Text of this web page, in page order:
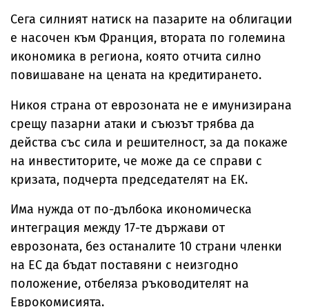
Сега силният натиск на пазарите на облигации
е насочен към Франция, втората по големина
икономика в региона, която отчита силно
повишаване на цената на кредитирането.
Никоя страна от еврозоната не е имунизирана
срещу пазарни атаки и съюзът трябва да
действа със сила и решителност, за да покаже
на инвеститорите, че може да се справи с
кризата, подчерта председателят на ЕК.
Има нужда от по-дълбока икономическа
интеграция между 17-те държави от
еврозоната, без останалите 10 страни членки
на ЕС да бъдат поставяни с неизгодно
положение, отбеляза ръководителят на
Еврокомисията.